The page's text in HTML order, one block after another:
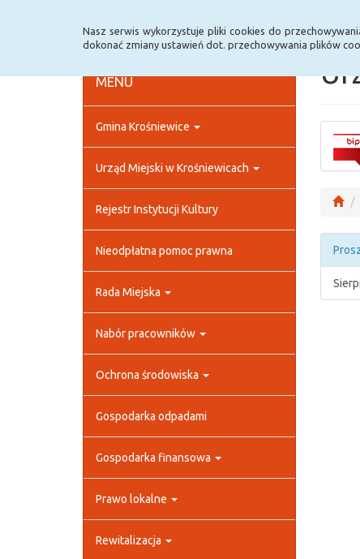
Nasz serwis wykorzystuje pliki cookies do
dokonać zmiany ustawień dot. przechowywania plików
MENU
Gmina Krośniewice
Urząd Miejski w Krośniewicach
Rejestr Instytucji Kultury
Nieodpłatna pomoc prawna
Rada Miejska
Nabór pracowników
Ochrona środowiska
Gospodarka odpadami
Gospodarka finansowa
Prawo lokalne
Rewitalizacja